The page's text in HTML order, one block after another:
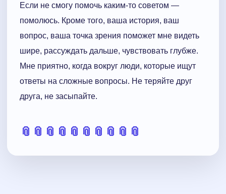
Если не смогу помочь каким-то советом —
помолюсь. Кроме того, ваша история, ваш
вопрос, ваша точка зрения поможет мне видеть
шире, рассуждать дальше, чувствовать глубже.
Мне приятно, когда вокруг люди, которые ищут
ответы на сложные вопросы. Не теряйте друг
друга, не засыпайте.
📎 📎 📎 📎 📎 📎 📎 📎 📎 📎